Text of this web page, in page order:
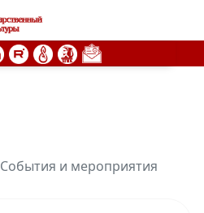
События и мероприятия